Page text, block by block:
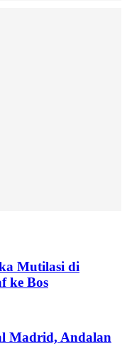
Mutilasi di
ke Bos
Madrid, Andalan